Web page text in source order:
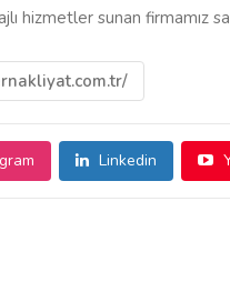
hizmetler sunan firmamız
Linkedin